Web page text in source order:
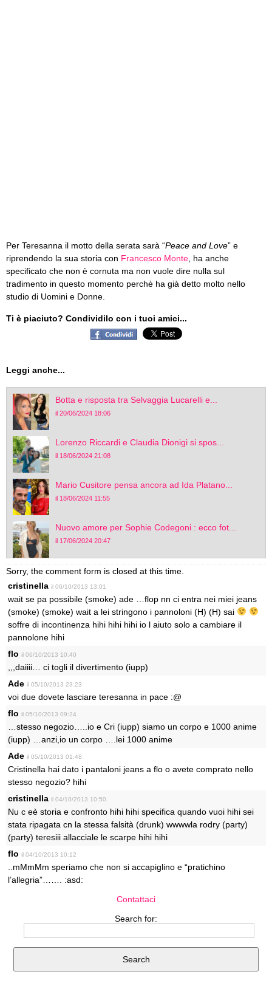
Per Teresanna il motto della serata sarà “Peace and Love” e
riprendendo la sua storia con Francesco Monte , ha anche
specificato che non è cornuta ma non vuole dire nulla sul
tradimento in questo momento perchè ha già detto molto nello
studio di Uomini e Donne.
Ti è piaciuto? Condividilo con i tuoi amici...
Leggi anche...
Botta e risposta tra Selvaggia Lucarelli e...
il 20/06/2024 18:06
Lorenzo Riccardi e Claudia Dionigi si spos...
il 18/06/2024 21:08
Mario Cusitore pensa ancora ad Ida Platano...
il 18/06/2024 11:55
Nuovo amore per Sophie Codegoni : ecco fot...
il 17/06/2024 20:47
Sorry, the comment form is closed at this time.
cristinella il 06/10/2013 13:01
wait se pa possibile (smoke) ade …flop nn ci entra nei miei jeans
(smoke) (smoke) wait a lei stringono i pannoloni (H) (H) sai
soffre di incontinenza hihi hihi hihi io l aiuto solo a cambiare il
pannolone hihi
flo il 06/10/2013 10:40
,,,daiiii… ci togli il divertimento (iupp)
Ade il 05/10/2013 23:23
voi due dovete lasciare teresanna in pace :@
flo il 05/10/2013 09:24
…stesso negozio…..io e Cri (iupp) siamo un corpo e 1000 anime
(iupp) …anzi,io un corpo ….lei 1000 anime
Ade il 05/10/2013 01:48
Cristinella hai dato i pantaloni jeans a flo o avete comprato nello
stesso negozio? hihi
cristinella il 04/10/2013 10:50
Nu c eè storia e confronto hihi hihi specifica quando vuoi hihi sei
stata ripagata cn la stessa falsità (drunk) wwwwla rodry (party)
(party) teresiii allacciale le scarpe hihi hihi
flo il 04/10/2013 10:12
..mMmMm speriamo che non si accapiglino e “pratichino
l’allegria”……. :asd:
Contattaci
Search for: